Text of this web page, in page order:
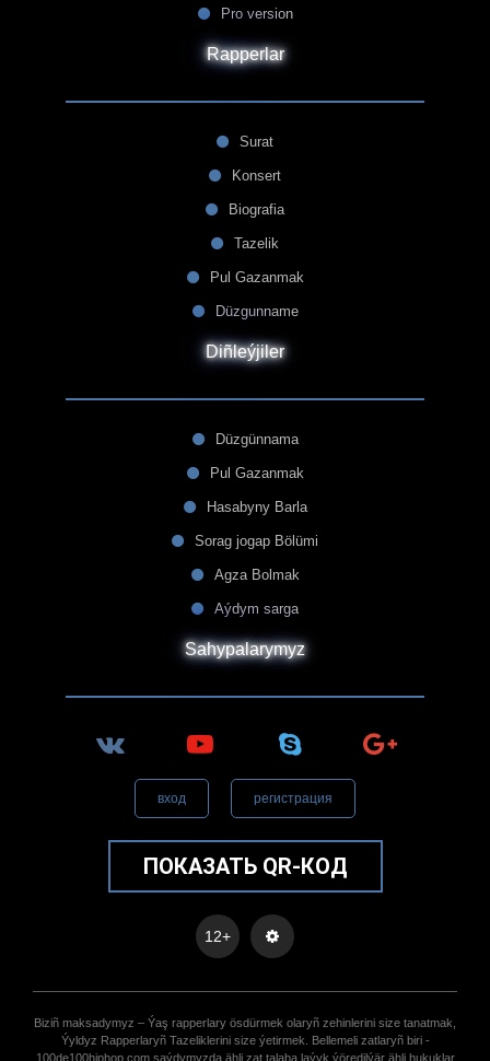
Pro version
Rapperlar
Surat
Konsert
Biografia
Tazelik
Pul Gazanmak
Düzgunname
Diñleýjiler
Düzgünnama
Pul Gazanmak
Hasabyny Barla
Sorag jogap Bölümi
Agza Bolmak
Aýdym sarga
Sahypalarymyz
вход регистрация
ПОКАЗАТЬ QR-КОД
12+
Biziñ maksadymyz – Ýaş rapperlary ösdürmek olaryñ zehinlerini size tanatmak,
Ýyldyz Rapperlaryñ Tazeliklerini size ýetirmek. Bellemeli zatlaryñ biri -
100de100hiphop.com saýdymyzda ähli zat talaba laýyk ýöredilýär ähli hukuklar